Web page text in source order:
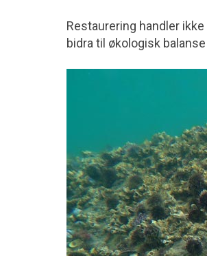
Restaurering handler
bidra til økologisk